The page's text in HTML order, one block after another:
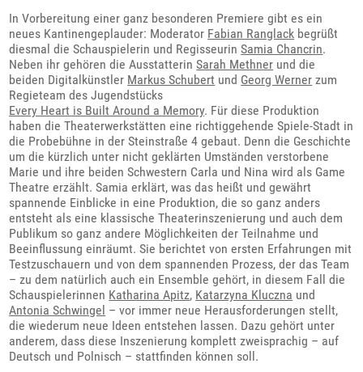
In Vorbereitung einer ganz besonderen Premiere gibt es ein
neues Kantinengeplauder: Moderator Fabian Ranglack begrüßt
diesmal die Schauspielerin und RegisseurinSamia Chancrin.
Neben ihr gehören die AusstatterinSarah Methner und die
beiden Digitalkünstler Markus Schubert und Georg Werner zum
Regieteam des Jugendstücks
Every Heart is Built Around a Memory. Für diese Produktion
haben die Theaterwerkstätten eine richtiggehende Spiele-Stadt in
die Probebühne in der Steinstraße 4 gebaut. Denn die Geschichte
um die kürzlich unter nicht geklärten Umständen verstorbene
Marie und ihre beiden Schwestern Carla und Nina wird als Game
Theatre erzählt. Samia erklärt, was das heißt und gewährt
spannende Einblicke in eine Produktion, die so ganz anders
entsteht als eine klassische Theaterinszenierung und auch dem
Publikum so ganz andere Möglichkeiten der Teilnahme und
Beeinflussung einräumt. Sie berichtet von ersten Erfahrungen mit
Testzuschauern und von dem spannenden Prozess, der das Team
– zu dem natürlich auch ein Ensemble gehört, in diesem Fall die
Schauspielerinnen Katharina Apitz, Katarzyna Kluczna und
Antonia Schwingel – vor immer neue Herausforderungen stellt,
die wiederum neue Ideen entstehen lassen. Dazu gehört unter
anderem, dass diese Inszenierung komplett zweisprachig – auf
Deutsch und Polnisch – stattfinden können soll.